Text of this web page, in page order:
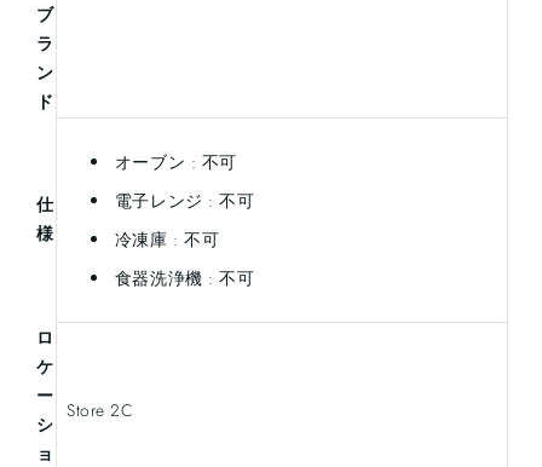
ブ
ラ
ン
ド
仕
様
オーブン : 不可
電子レンジ : 不可
冷凍庫 : 不可
食器洗浄機 : 不可
ロ
ケ
ー
シ
ョ
Store 2C